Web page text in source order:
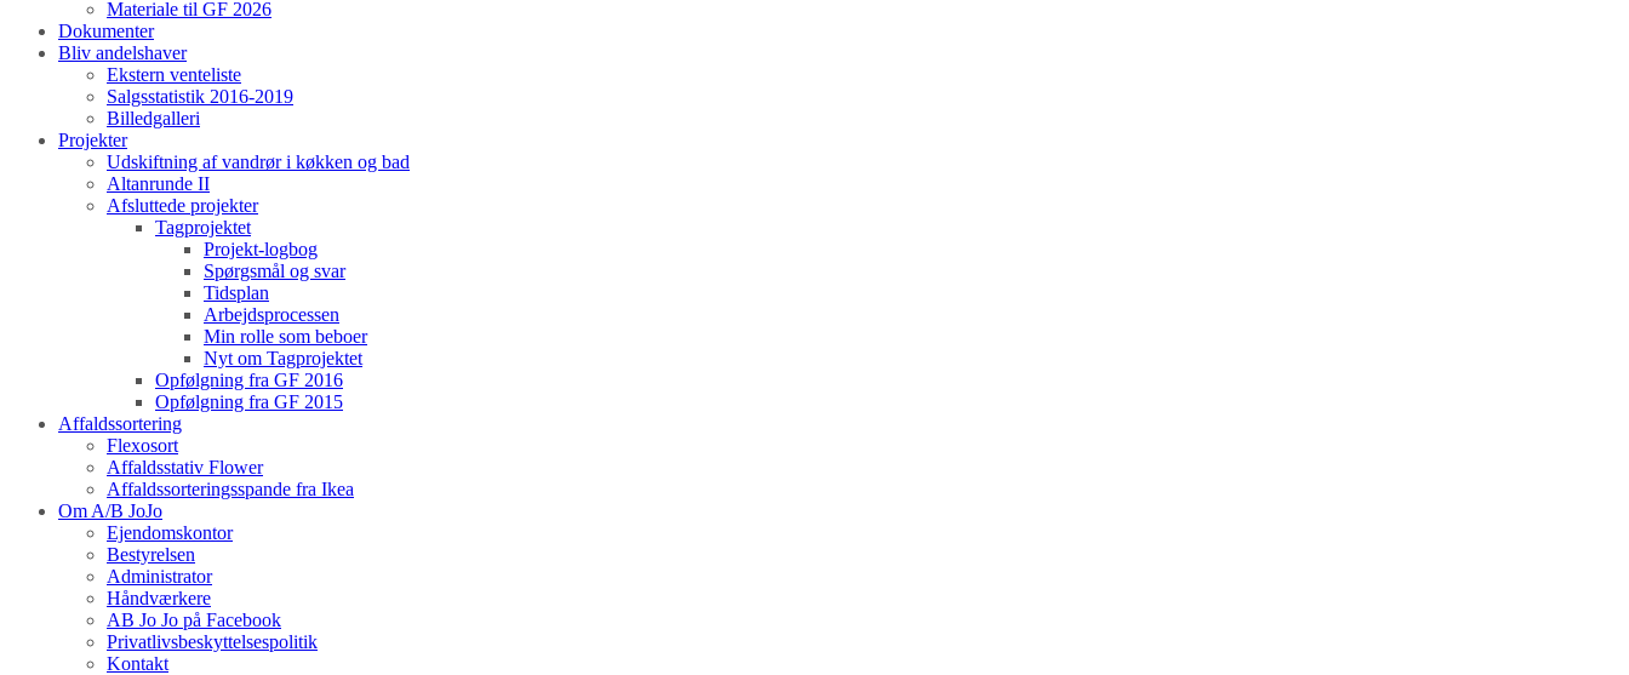
Materiale til GF 2026
Dokumenter
Bliv andelshaver
Ekstern venteliste
Salgsstatistik 2016-2019
Billedgalleri
Projekter
Udskiftning af vandrør i køkken og bad
Altanrunde II
Afsluttede projekter
Tagprojektet
Projekt-logbog
Spørgsmål og svar
Tidsplan
Arbejdsprocessen
Min rolle som beboer
Nyt om Tagprojektet
Opfølgning fra GF 2016
Opfølgning fra GF 2015
Affaldssortering
Flexosort
Affaldsstativ Flower
Affaldssorteringsspande fra Ikea
Om A/B JoJo
Ejendomskontor
Bestyrelsen
Administrator
Håndværkere
AB Jo Jo på Facebook
Privatlivsbeskyttelsespolitik
Kontakt